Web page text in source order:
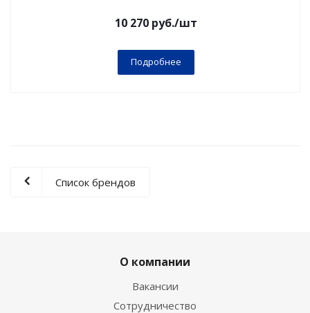
10 270руб./шт
Подробнее
Список брендов
О компании
Вакансии
Сотрудничество